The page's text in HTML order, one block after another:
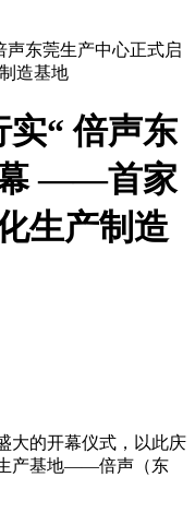
声东莞生产中心正式启
造基地
实“ 倍声东
幕 ——首家
生产制造
大的开幕仪式，以此庆
产基地——倍声（东